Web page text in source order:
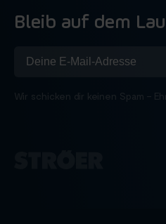
Bleib auf dem
Wir schicken dir keinen Spam –